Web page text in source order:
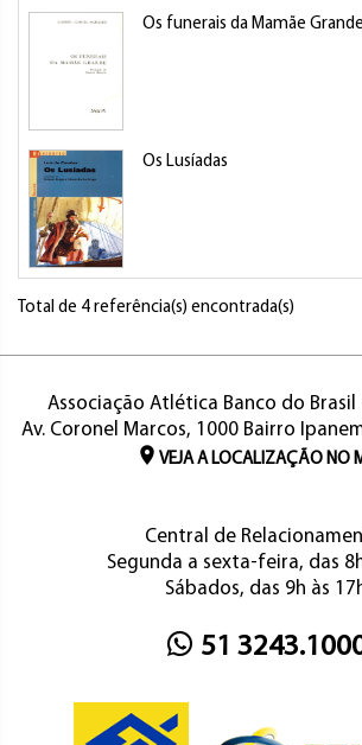
Os funerais da Mamãe Grande
Os Lusíadas
Total de 4 referência(s) encontrada(s)
Associação Atlética Banco do
Av. Coronel Marcos, 1000 Bairro
VEJA A LOCALIZAÇÃO NO
Central de
Segunda a sexta-feira, das
Sábados, das 9h às
51